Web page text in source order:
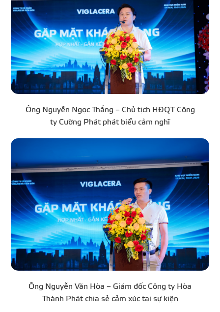
Ông Nguyễn Ngọc Thắng – Chủ tịch HĐQT Công
ty Cường Phát phát biểu cảm nghĩ
Ông Nguyễn Văn Hòa – Giám đốc Công ty Hòa
Thành Phát chia sẻ cảm xúc tại sự kiện